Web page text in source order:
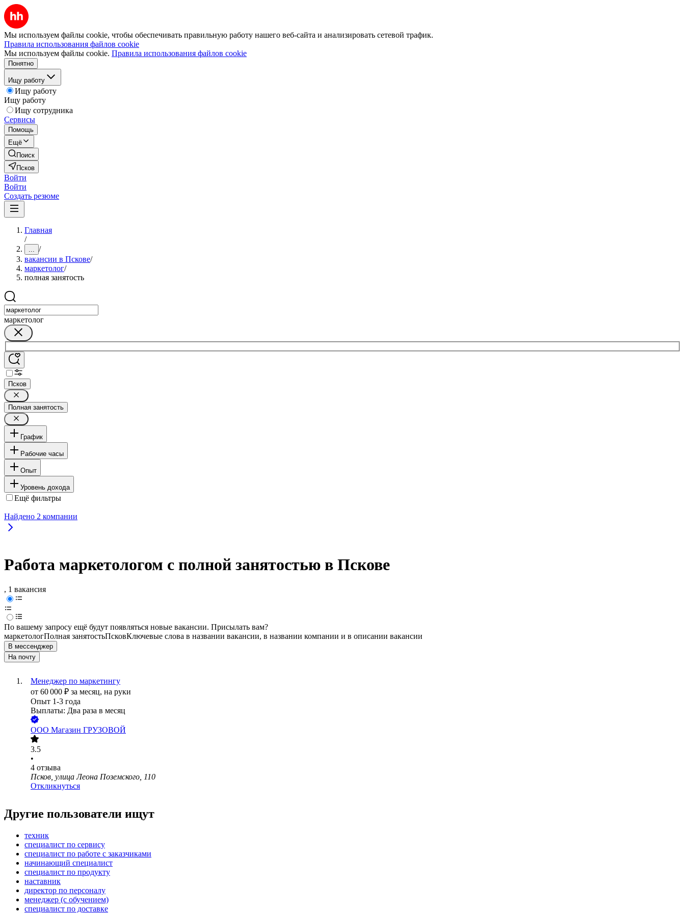
Мы используем файлы cookie, чтобы обеспечивать правильную работу нашего веб-сайта и анализировать сетевой трафик.
Правила использования файлов cookie
Мы используем файлы cookie. Правила использования файлов cookie
Понятно
Ищу работу
Ищу работу
Ищу работу
Ищу сотрудника
Сервисы
Помощь
Ещё
Поиск
Псков
Войти
Войти
Создать резюме
Главная
/
... /
вакансии в Пскове/
маркетолог/
полная занятость
маркетолог
Псков
Полная занятость
График
Рабочие часы
Опыт
Уровень дохода
Ещё фильтры
Найдено 2 компании
Работа маркетологом с полной занятостью в Пскове
, 1 вакансия
По вашему запросу ещё будут появляться новые вакансии. Присылать вам?
маркетологПолная занятостьПсковКлючевые слова в названии вакансии, в названии компании и в описании вакансии
В мессенджер
На почту
Менеджер по маркетингу
от 60 000 ₽ за месяц, на руки
Опыт 1-3 года
Выплаты: Два раза в месяц
ООО Магазин ГРУЗОВОЙ
3.5
•
4 отзыва
Псков, улица Леона Поземского, 110
Откликнуться
Другие пользователи ищут
техник
специалист по сервису
специалист по работе с заказчиками
начинающий специалист
специалист по продукту
наставник
директор по персоналу
менеджер (с обучением)
специалист по доставке